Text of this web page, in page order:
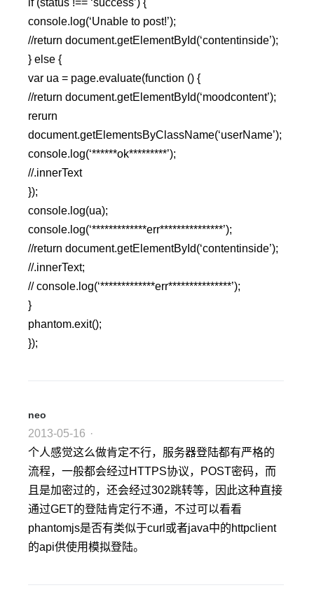
if (status !== ‘success’) {
console.log(‘Unable to post!’);
//return document.getElementById(‘contentinside’);
} else {
var ua = page.evaluate(function () {
//return document.getElementById(‘moodcontent’);
rerurn
document.getElementsByClassName(‘userName’);
console.log(‘******ok*********’);
//.innerText
});
console.log(ua);
console.log(‘*************err***************’);
//return document.getElementById(‘contentinside’);
//.innerText;
// console.log(‘*************err***************’);
}
phantom.exit();
});
neo
2013-05-16 ·
个人感觉这么做肯定不行，服务器登陆都有严格的
流程，一般都会经过HTTPS协议，POST密码，而
且是加密过的，还会经过302跳转等，因此这种直接
通过GET的登陆肯定行不通，不过可以看看
phantomjs是否有类似于curl或者java中的httpclient
的api供使用模拟登陆。